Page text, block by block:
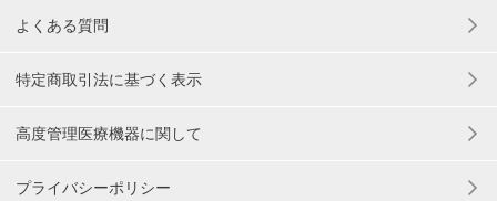
よくある質問
特定商取引法に基づく表示
高度管理医療機器に関して
プライバシーポリシー